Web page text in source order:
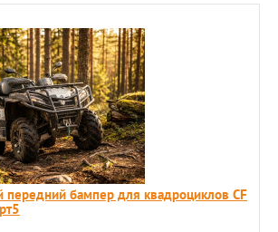
передний бампер для квадроциклов СF